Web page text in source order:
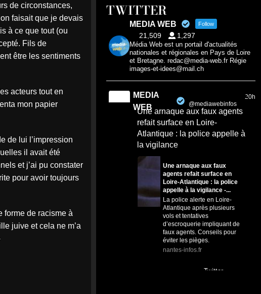
de circonstances,
faisait que je devais
à ce que tout (ou
Fils de
être les sentiments
acteurs tout en
mon papier
de lui l’impression
il avait été
et j’ai pu constater
pour avoir toujours
forme de racisme à
juive et cela ne m’a
TWITTER
MEDIA WEB Follow
21,509 1,297
Média Web est un portail d'actualités
nationales et régionales en Pays de Loire
et Bretagne. redac@media-web.fr Régie
images-et-idees@mail.ch
MEDIA
WEB
@mediawebinfos
20h
Une arnaque aux faux agents
refait surface en Loire-
Atlantique : la police appelle à
la vigilance
Une arnaque aux faux
agents refait surface en
Loire-Atlantique : la police
appelle à la vigilance -...
La police alerte en Loire-
Atlantique après plusieurs
vols et tentatives
d’escroquerie impliquant de
faux agents. Conseils pour
éviter les pièges.
nantes-infos.fr
Twitter